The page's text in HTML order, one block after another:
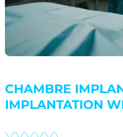
CHAMBRE
IMPLANTATION